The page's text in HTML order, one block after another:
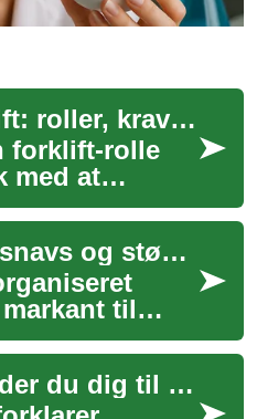
Job som forklift: roller, krav og muligheder i lager og distribution
forklift-rolle
med at
stable paller
sikkert i
Håndtering af snavs og støv for bedre trivsel
til
trivsel og
of...
Sådan forbereder du dig til tekniske stillinger i genbrugssektoren